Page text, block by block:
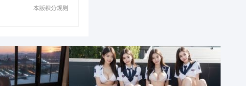
本版积分规则